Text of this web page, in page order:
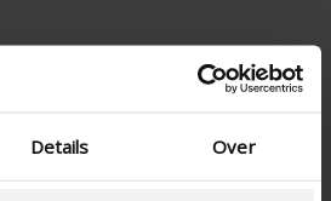
Details Over